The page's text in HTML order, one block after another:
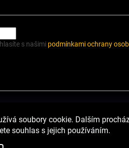
soubory cookie. Dalším
souhlas s jejich používáním.
s našimi podmínkami ochrany
Heureka.cz Podmínky ochrany